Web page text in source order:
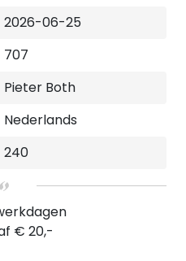
2026-06-25
707
Pieter Both
Nederlands
240
€ 20,-